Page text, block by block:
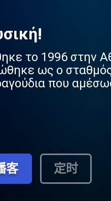
το 1996 στην
ως ο
που
客 定时